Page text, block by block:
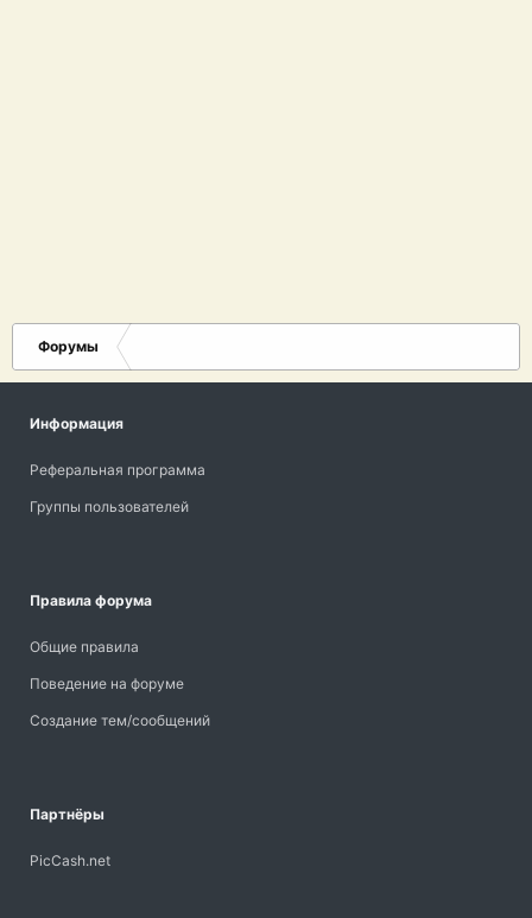
Форумы
Информация
Реферальная программа
Группы пользователей
Правила форума
Общие правила
Поведение на форуме
Создание тем/сообщений
Партнёры
PicCash.net